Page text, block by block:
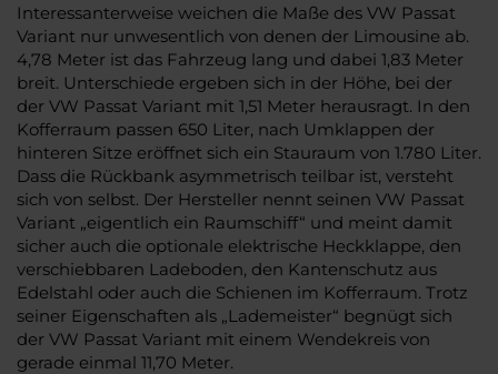
Interessanterweise weichen die Maße des VW Passat
Variant nur unwesentlich von denen der Limousine ab.
4,78 Meter ist das Fahrzeug lang und dabei 1,83 Meter
breit. Unterschiede ergeben sich in der Höhe, bei der
der VW Passat Variant mit 1,51 Meter herausragt. In den
Kofferraum passen 650 Liter, nach Umklappen der
hinteren Sitze eröffnet sich ein Stauraum von 1.780 Liter.
Dass die Rückbank asymmetrisch teilbar ist, versteht
sich von selbst. Der Hersteller nennt seinen VW Passat
Variant „eigentlich ein Raumschiff“ und meint damit
sicher auch die optionale elektrische Heckklappe, den
verschiebbaren Ladeboden, den Kantenschutz aus
Edelstahl oder auch die Schienen im Kofferraum. Trotz
seiner Eigenschaften als „Lademeister“ begnügt sich
der VW Passat Variant mit einem Wendekreis von
gerade einmal 11,70 Meter.